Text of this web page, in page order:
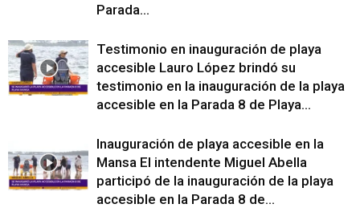
Parada...
Testimonio en inauguración de playa
accesible Lauro López brindó su
testimonio en la inauguración de la playa
accesible en la Parada 8 de Playa...
Inauguración de playa accesible en la
Mansa El intendente Miguel Abella
participó de la inauguración de la playa
accesible en la Parada 8 de...